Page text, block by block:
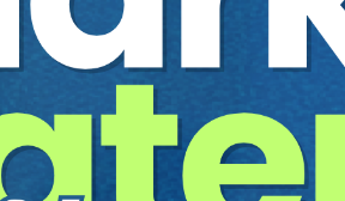
İspat ve Hukuka Aykırı